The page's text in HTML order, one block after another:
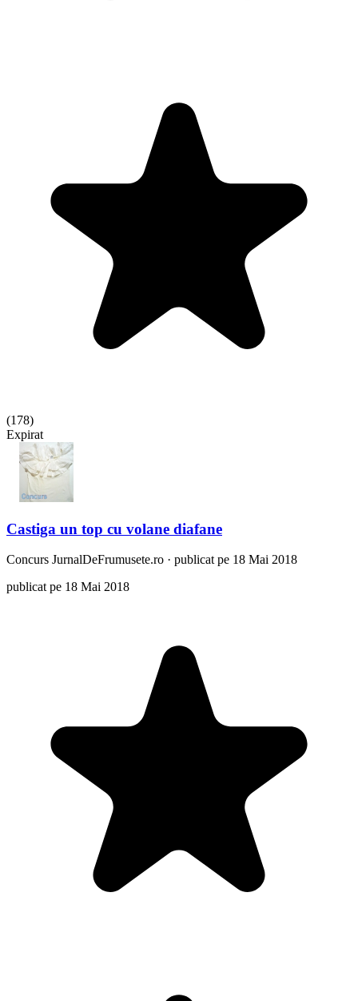
(178)
Expirat
Castiga un top cu volane diafane
Concurs JurnalDeFrumusete.ro · publicat pe 18 Mai 2018
publicat pe 18 Mai 2018